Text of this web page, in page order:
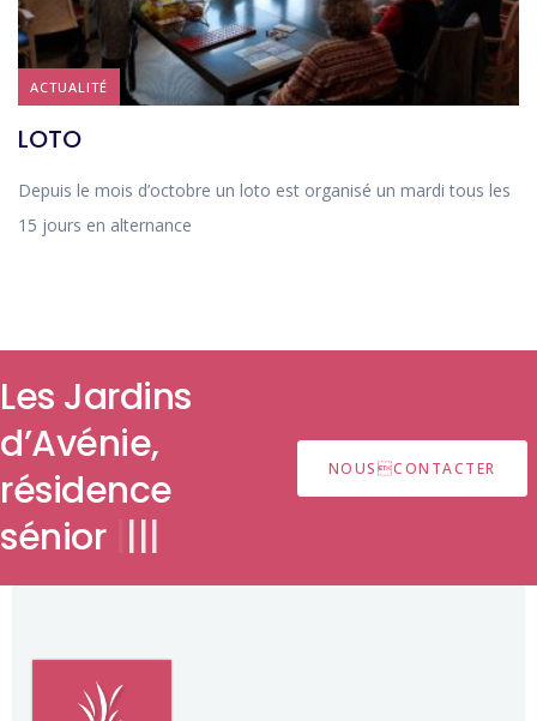
ACTUALITÉ
LOTO
Depuis le mois d’octobre un loto est organisé un mardi tous les
15 jours en alternance
Les Jardins
d’Avénie,
résidence
séni||||
NOUSCONTACTER